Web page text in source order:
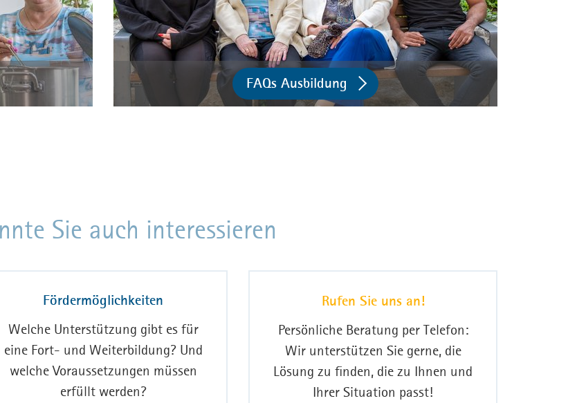
FAQs Ausbildung
Sie auch interessieren
Fördermöglichkeiten
Welche Unterstützung gibt es für
eine Fort- und Weiterbildung? Und
welche Voraussetzungen müssen
erfüllt werden?
Rufen Sie uns an!
Persönliche Beratung per Telefon:
Wir unterstützen Sie gerne, die
Lösung zu finden, die zu Ihnen und
Ihrer Situation passt!